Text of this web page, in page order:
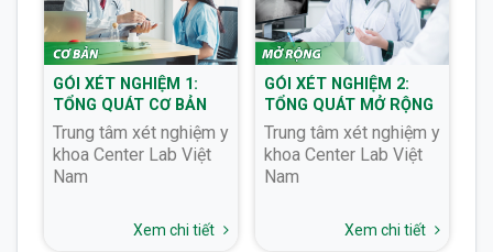
GÓI XÉT NGHIỆM 1:
TỔNG QUÁT CƠ BẢN
Trung tâm xét nghiệm y
khoa Center Lab Việt
Nam
Xem chi tiết
GÓI XÉT NGHIỆM 2:
TỔNG QUÁT MỞ RỘNG
Trung tâm xét nghiệm y
khoa Center Lab Việt
Nam
Xem chi tiết